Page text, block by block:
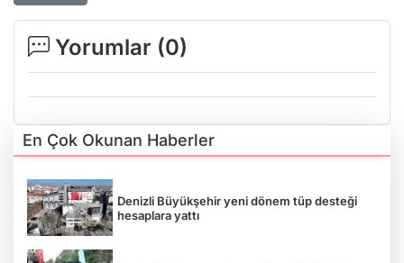
Yorumlar (0)
En Çok Okunan Haberler
Denizli Büyükşehir yeni dönem tüp desteği
hesaplara yattı